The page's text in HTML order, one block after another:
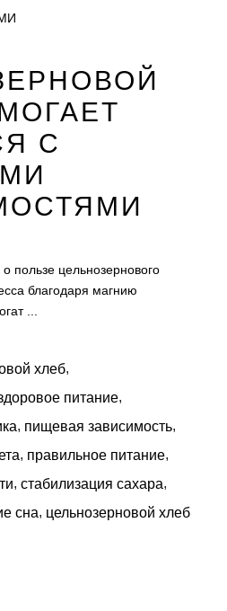
С
пользе цельнозернового
благодаря магнию
хлеб,
питание,
, пищевая зависимость,
, правильное питание,
, стабилизация сахара,
сна, цельнозерновой хлеб